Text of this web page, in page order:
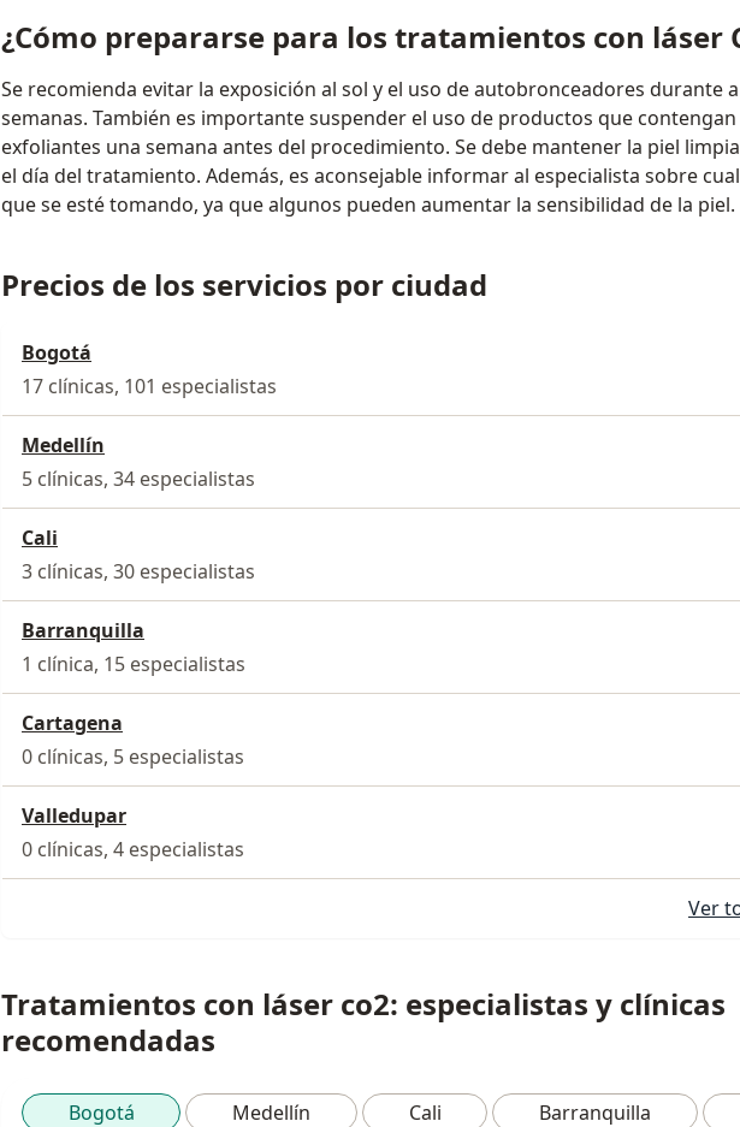
¿Cómo prepararse para los tratamientos con láser
Se recomienda evitar la exposición al sol y el uso de autobronceadores durante
semanas. También es importante suspender el uso de productos que
exfoliantes una semana antes del procedimiento. Se debe mantener la piel
el día del tratamiento. Además, es aconsejable informar al especialista sobre
que se esté tomando, ya que algunos pueden aumentar la sensibilidad de la piel.
Precios de los servicios por ciudad
Bogotá
17 clínicas, 101 especialistas
Medellín
5 clínicas, 34 especialistas
Cali
3 clínicas, 30 especialistas
Barranquilla
1 clínica, 15 especialistas
Cartagena
0 clínicas, 5 especialistas
Valledupar
0 clínicas, 4 especialistas
Ver
Tratamientos con láser co2: especialistas y clínicas
recomendadas
Bogotá Medellín Cali Barranquilla